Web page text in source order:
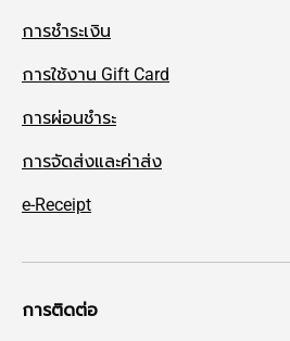
การชำระเงิน
การใช้งาน Gift Card
การผ่อนชำระ
การจัดส่งและค่าส่ง
e-Receipt
การติดต่อ